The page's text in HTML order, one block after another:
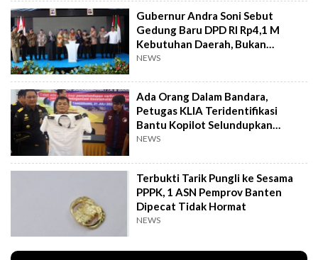
Gubernur Andra Soni Sebut
Gedung Baru DPD RI Rp4,1 M
Kebutuhan Daerah, Bukan
Senator
NEWS
Ada Orang Dalam Bandara,
Petugas KLIA Teridentifikasi
Bantu Kopilot Selundupkan
Ekstasi ke Indonesia
NEWS
Terbukti Tarik Pungli ke Sesama
PPPK, 1 ASN Pemprov Banten
Dipecat Tidak Hormat
NEWS